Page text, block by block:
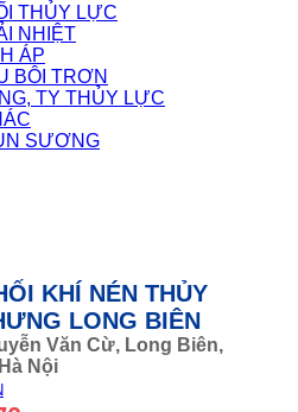
THỦY LỰC
NHIỆT
ÁP
BÔI TRƠN
TY THỦY LỰC
SƯƠNG
KHÍ NÉN THỦY
LONG BIÊN
Văn Cừ, Long Biên,
Hà Nội